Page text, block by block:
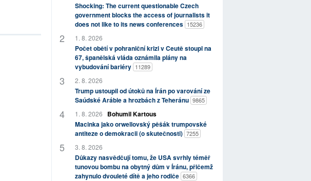
Shocking: The current questionable Czech
government blocks the access of journalists it
does not like to its news conferences 15236
1. 8. 2026
Počet obětí v pohraniční krizi v Ceutě stoupl na
67, španělská vláda oznámila plány na
vybudování bariéry 11289
2. 8. 2026
Trump ustoupil od útoků na Írán po varování ze
Saúdské Arábie a hrozbách z Teheránu 9865
1. 8. 2026
Bohumil Kartous
Macinka jako orwellovský pěšák trumpovské
antiteze o demokracii (o skutečnosti) 7255
3. 8. 2026
Důkazy nasvědčují tomu, že USA svrhly téměř
tunovou bombu na obytný dům v Íránu, přičemž
zahynulo dvouleté dítě a jeho rodiče 6366